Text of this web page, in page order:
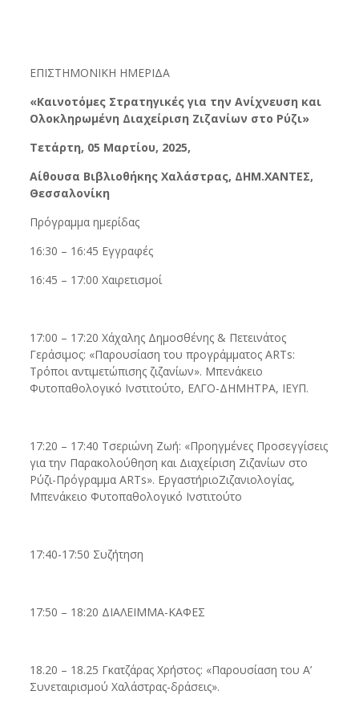
ΕΠΙΣΤΗΜΟΝΙΚΗ ΗΜΕΡΙΔΑ
«Καινοτόμες Στρατηγικές για την Ανίχνευση και
Ολοκληρωμένη Διαχείριση Ζιζανίων στο Ρύζι»
Τετάρτη, 05 Μαρτίου, 2025,
Αίθουσα Βιβλιοθήκης Χαλάστρας, ΔΗΜ.ΧΑΝΤΕΣ,
Θεσσαλονίκη
Πρόγραμμα ημερίδας
16:30 – 16:45 Εγγραφές
16:45 – 17:00 Χαιρετισμοί
17:00 – 17:20 Χάχαλης Δημοσθένης & Πετεινάτος
Γεράσιμος: «Παρουσίαση του προγράμματος ARTs:
Τρόποι αντιμετώπισης ζιζανίων». Μπενάκειο
Φυτοπαθολογικό Ινστιτούτο, ΕΛΓΟ-ΔΗΜΗΤΡΑ, ΙΕΥΠ.
17:20 – 17:40 Τσεριώνη Ζωή: «Προηγμένες Προσεγγίσεις
για την Παρακολούθηση και Διαχείριση Ζιζανίων στο
Ρύζι-Πρόγραμμα ARTs». ΕργαστήριοΖιζανιολογίας,
Μπενάκειο Φυτοπαθολογικό Ινστιτούτο
17:40-17:50 Συζήτηση
17:50 – 18:20 ΔΙΑΛΕΙΜΜΑ-ΚΑΦΕΣ
18.20 – 18.25 Γκατζάρας Χρήστος: «Παρουσίαση του Α’
Συνεταιρισμού Χαλάστρας-δράσεις».